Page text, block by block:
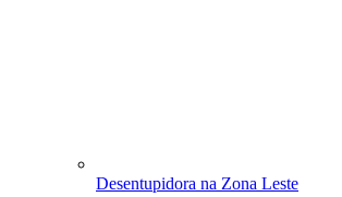
Desentupidora na Zona Leste